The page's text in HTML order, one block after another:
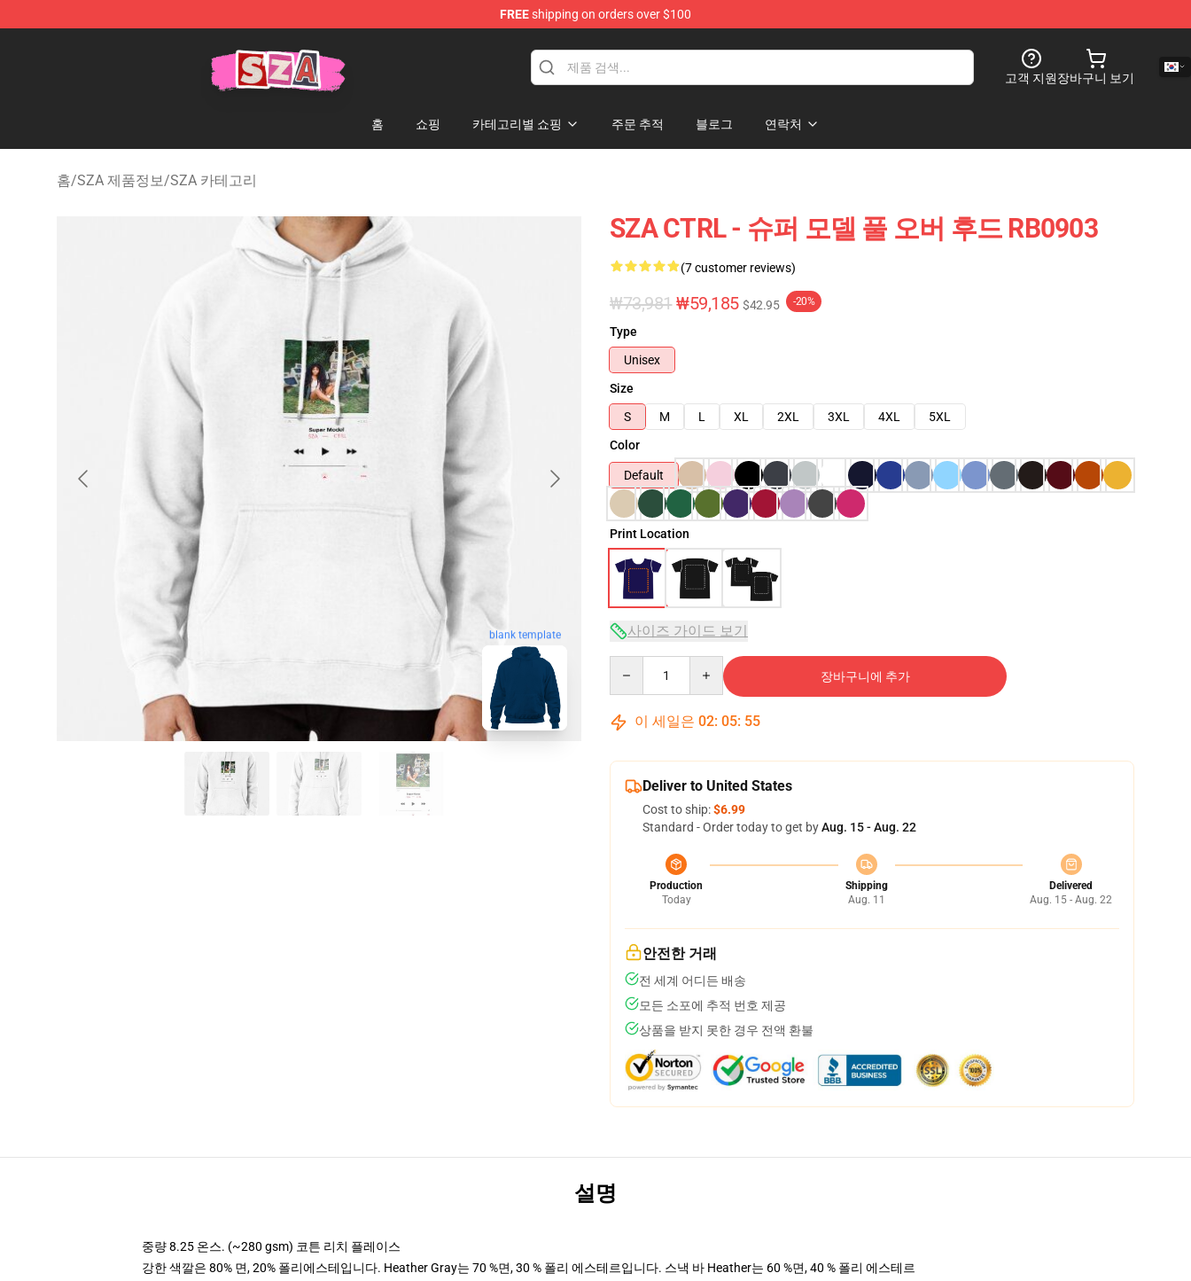
FREEshipping on orders over $100
고객 지원장바구니 보기
홈 쇼핑 카테고리별 쇼핑 주문 추적 블로그 연락처
홈/SZA 제품정보/SZA 카테고리
blank template
SZA CTRL - 슈퍼 모델 풀 오버 후드 RB0903
(7 customer reviews)
₩73,981 ₩59,185 $42.95 -20%
Type
Unisex
Size
S
M L XL 2XL 3XL 4XL
5XL
Color
Default
Print Location
사이즈 가이드 보기
장바구니에 추가
이 세일은 02: 05: 54
Deliver to United States
Cost to ship:$6.99
Standard - Order today to get byAug. 15 - Aug. 22
Production
Today
Shipping
Aug. 11
Delivered
Aug. 15 - Aug. 22
안전한 거래
전 세계 어디든 배송
모든 소포에 추적 번호 제공
상품을 받지 못한 경우 전액 환불
설명
중량 8.25 온스. (~280 gsm) 코튼 리치 플레이스
강한 색깔은 80% 면, 20% 폴리에스테입니다. Heather Gray는 70 %면, 30 % 폴리 에스테르입니다. 스낵 바 Heather는 60 %면, 40 % 폴리 에스테르